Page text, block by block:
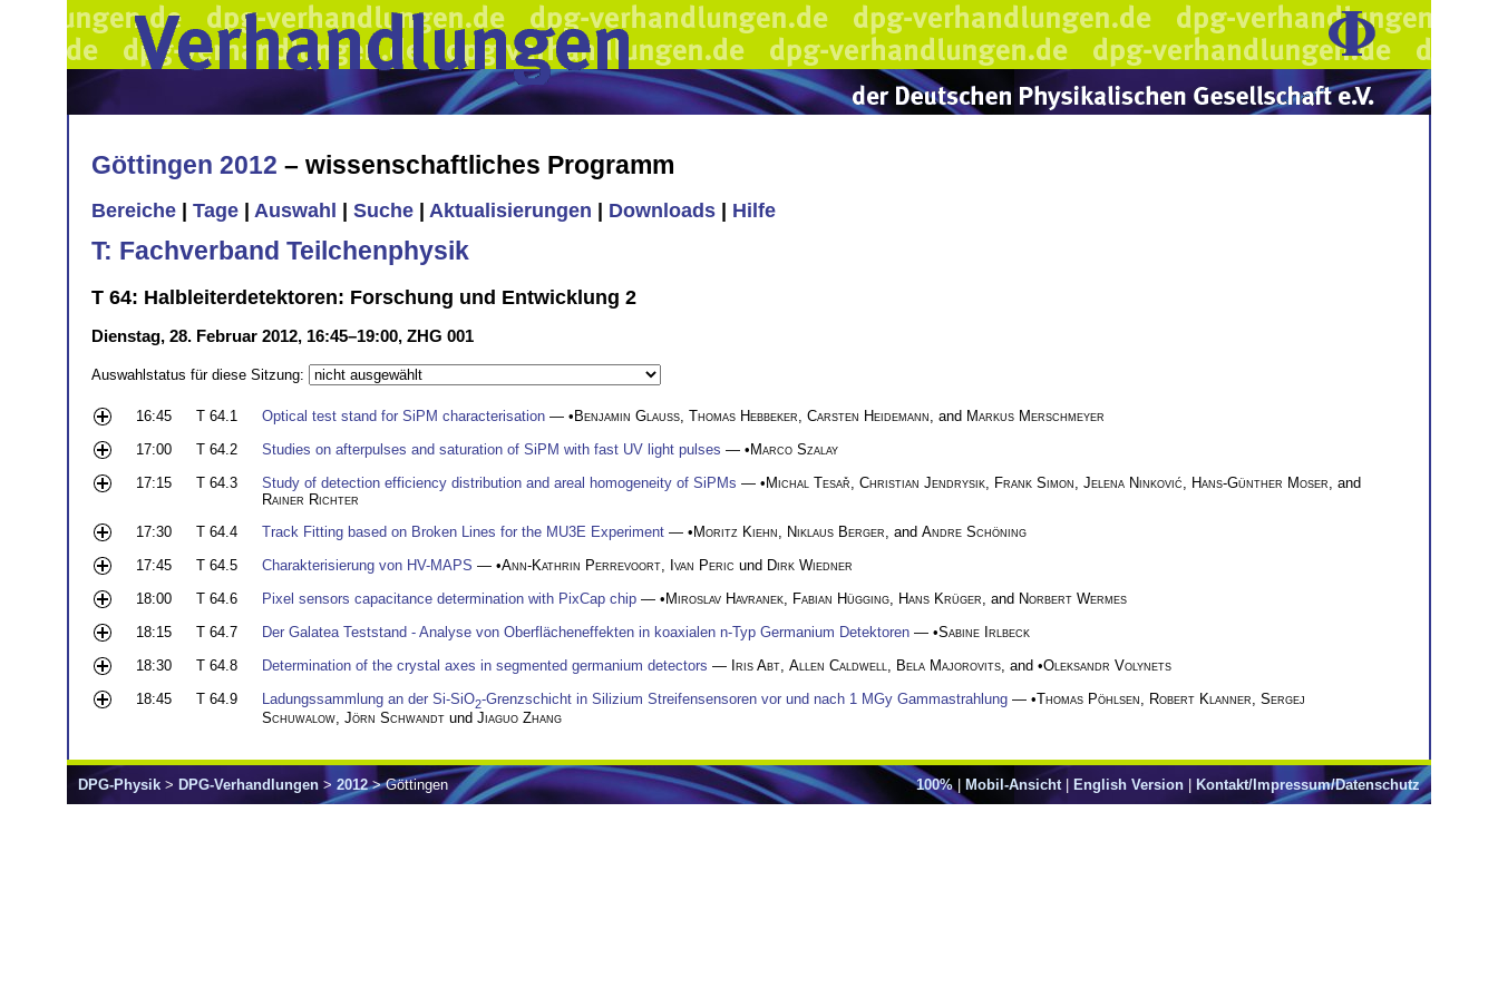
Göttingen 2012 – wissenschaftliches Programm
Bereiche Tage Auswahl Suche Aktualisierungen Downloads Hilfe
T: Fachverband Teilchenphysik
T 64: Halbleiterdetektoren: Forschung und Entwicklung 2
Dienstag, 28. Februar 2012, 16:45–19:00, ZHG 001
Auswahlstatus für diese Sitzung:
16:45 T 64.1 Optical test stand for SiPM characterisation — •Benjamin Glauß Thomas Hebbeker Carsten Heidemann , and Markus Merschmeyer
17:00
T 64.2 Studies on afterpulses and saturation of SiPM with fast UV light pulses — •Marco Szalay
17:15
T 64.3 Study of detection efficiency distribution and areal homogeneity of SiPMs — •Michal Tesař Christian Jendrysik Frank Simon Jelena Ninković Hans-Günther Moser , and
Rainer Richter
17:30
T 64.4 Track Fitting based on Broken Lines for the MU3E Experiment — •Moritz Kiehn Niklaus Berger , and Andre Schöning
17:45
T 64.5 Charakterisierung von HV-MAPS — •Ann-Kathrin Perrevoort Ivan Peric und Dirk Wiedner
18:00
T 64.6 Pixel sensors capacitance determination with PixCap chip — •Miroslav Havranek Fabian Hügging Hans Krüger , and Norbert Wermes
18:15
T 64.7 Der Galatea Teststand - Analyse von Oberflächeneffekten in koaxialen n-Typ Germanium Detektoren — •Sabine Irlbeck
18:30
T 64.8 Determination of the crystal axes in segmented germanium detectors — Iris Abt Allen Caldwell Bela Majorovits , and •Oleksandr Volynets
18:45
T 64.9 Ladungssammlung an der Si-SiO2-Grenzschicht in Silizium Streifensensoren vor und nach 1 MGy Gammastrahlung — •Thomas Pöhlsen Robert Klanner Sergej
Schuwalow, Jörn Schwandt und Jiaguo Zhang
100%| Mobil-Ansicht | English Version | Kontakt/Impressum/Datenschutz
DPG-Physik > DPG-Verhandlungen > 2012> Göttingen